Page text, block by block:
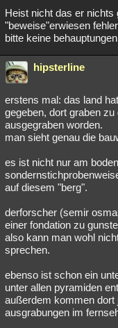
Heist nicht das er nichts
"beweise"erwiesen
bitte keine
hipsterline
erstens mal: das land
gegeben, dort graben
ausgegraben worden.
man sieht genau die
es ist nicht nur am
auf diesem "berg".
derforscher (semir
einer fondation zu
also kann man wohl
sprechen.
ebenso ist schon ein
unter allen pyramiden
außerdem kommen dort
ausgrabungen im